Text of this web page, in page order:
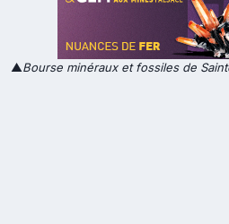
▲Bourse minéraux et fossiles de